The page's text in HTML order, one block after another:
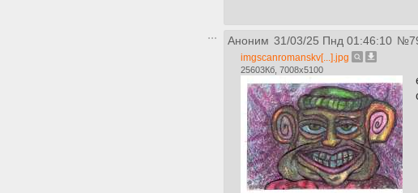
Аноним 31/03/25 Пнд 01:46:10 №
imgscanromanskv[...].jpg
25603Кб, 7008x5100